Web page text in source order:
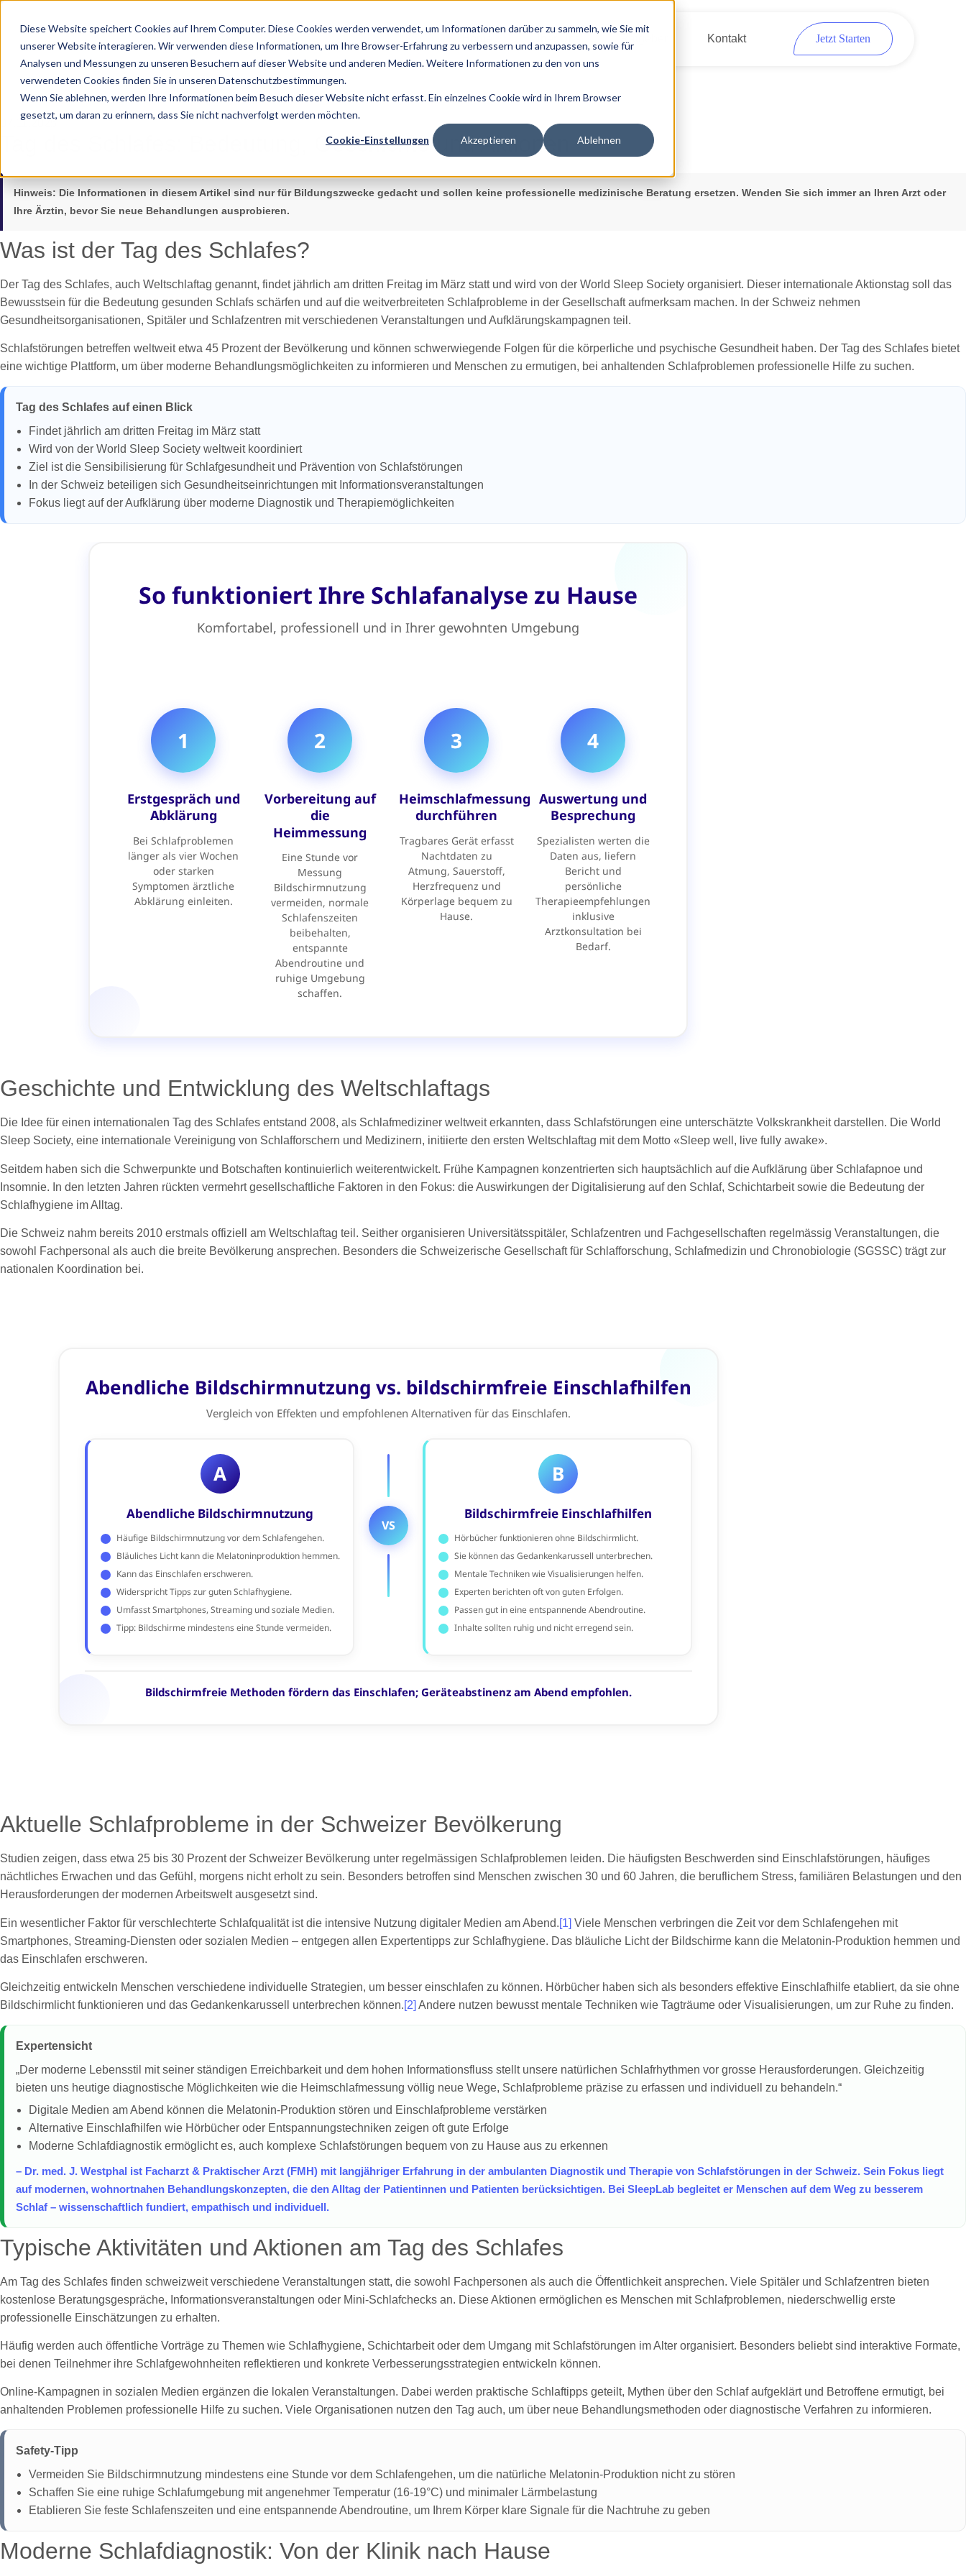
Diese Website speichert Cookies auf Ihrem Computer. Diese Cookies werden verwendet, um Informationen darüber zu sammeln, wie Sie mit
unserer Website interagieren. Wir verwenden diese Informationen, um Ihre Browser-Erfahrung zu verbessern und anzupassen, sowie für
Analysen und Messungen zu unseren Besuchern auf dieser Website und anderen Medien. Weitere Informationen zu den von uns
verwendeten Cookies finden Sie in unseren Datenschutzbestimmungen.
Wenn Sie ablehnen, werden Ihre Informationen beim Besuch dieser Website nicht erfasst. Ein einzelnes Cookie wird in Ihrem Browser
gesetzt, um daran zu erinnern, dass Sie nicht nachverfolgt werden möchten.
Cookie-Einstellungen Akzeptieren Ablehnen
Kontakt Jetzt Starten
07.11.2025
Tag des Schlafes: Bedeutung, Geschichte und Aktionen
Hinweis: Die Informationen in diesem Artikel sind nur für Bildungszwecke gedacht und sollen keine professionelle medizinische Beratung ersetzen. Wenden Sie sich immer an Ihren Arzt oder
Ihre Ärztin, bevor Sie neue Behandlungen ausprobieren.
Was ist der Tag des Schlafes?
Der Tag des Schlafes, auch Weltschlaftag genannt, findet jährlich am dritten Freitag im März statt und wird von der World Sleep Society organisiert. Dieser internationale Aktionstag soll das
Bewusstsein für die Bedeutung gesunden Schlafs schärfen und auf die weitverbreiteten Schlafprobleme in der Gesellschaft aufmerksam machen. In der Schweiz nehmen
Gesundheitsorganisationen, Spitäler und Schlafzentren mit verschiedenen Veranstaltungen und Aufklärungskampagnen teil.
Schlafstörungen betreffen weltweit etwa 45 Prozent der Bevölkerung und können schwerwiegende Folgen für die körperliche und psychische Gesundheit haben. Der Tag des Schlafes bietet
eine wichtige Plattform, um über moderne Behandlungsmöglichkeiten zu informieren und Menschen zu ermutigen, bei anhaltenden Schlafproblemen professionelle Hilfe zu suchen.
Tag des Schlafes auf einen Blick
Findet jährlich am dritten Freitag im März statt
Wird von der World Sleep Society weltweit koordiniert
Ziel ist die Sensibilisierung für Schlafgesundheit und Prävention von Schlafstörungen
In der Schweiz beteiligen sich Gesundheitseinrichtungen mit Informationsveranstaltungen
Fokus liegt auf der Aufklärung über moderne Diagnostik und Therapiemöglichkeiten
Geschichte und Entwicklung des Weltschlaftags
Die Idee für einen internationalen Tag des Schlafes entstand 2008, als Schlafmediziner weltweit erkannten, dass Schlafstörungen eine unterschätzte Volkskrankheit darstellen. Die World
Sleep Society, eine internationale Vereinigung von Schlafforschern und Medizinern, initiierte den ersten Weltschlaftag mit dem Motto «Sleep well, live fully awake».
Seitdem haben sich die Schwerpunkte und Botschaften kontinuierlich weiterentwickelt. Frühe Kampagnen konzentrierten sich hauptsächlich auf die Aufklärung über Schlafapnoe und
Insomnie. In den letzten Jahren rückten vermehrt gesellschaftliche Faktoren in den Fokus: die Auswirkungen der Digitalisierung auf den Schlaf, Schichtarbeit sowie die Bedeutung der
Schlafhygiene im Alltag.
Die Schweiz nahm bereits 2010 erstmals offiziell am Weltschlaftag teil. Seither organisieren Universitätsspitäler, Schlafzentren und Fachgesellschaften regelmässig Veranstaltungen, die
sowohl Fachpersonal als auch die breite Bevölkerung ansprechen. Besonders die Schweizerische Gesellschaft für Schlafforschung, Schlafmedizin und Chronobiologie (SGSSC) trägt zur
nationalen Koordination bei.
Aktuelle Schlafprobleme in der Schweizer Bevölkerung
Studien zeigen, dass etwa 25 bis 30 Prozent der Schweizer Bevölkerung unter regelmässigen Schlafproblemen leiden. Die häufigsten Beschwerden sind Einschlafstörungen, häufiges
nächtliches Erwachen und das Gefühl, morgens nicht erholt zu sein. Besonders betroffen sind Menschen zwischen 30 und 60 Jahren, die beruflichem Stress, familiären Belastungen und den
Herausforderungen der modernen Arbeitswelt ausgesetzt sind.
Ein wesentlicher Faktor für verschlechterte Schlafqualität ist die intensive Nutzung digitaler Medien am Abend.[1] Viele Menschen verbringen die Zeit vor dem Schlafengehen mit
Smartphones, Streaming-Diensten oder sozialen Medien – entgegen allen Expertentipps zur Schlafhygiene. Das bläuliche Licht der Bildschirme kann die Melatonin-Produktion hemmen und
das Einschlafen erschweren.
Gleichzeitig entwickeln Menschen verschiedene individuelle Strategien, um besser einschlafen zu können. Hörbücher haben sich als besonders effektive Einschlafhilfe etabliert, da sie ohne
Bildschirmlicht funktionieren und das Gedankenkarussell unterbrechen können.[2] Andere nutzen bewusst mentale Techniken wie Tagträume oder Visualisierungen, um zur Ruhe zu finden.
Expertensicht
„Der moderne Lebensstil mit seiner ständigen Erreichbarkeit und dem hohen Informationsfluss stellt unsere natürlichen Schlafrhythmen vor grosse Herausforderungen. Gleichzeitig
bieten uns heutige diagnostische Möglichkeiten wie die Heimschlafmessung völlig neue Wege, Schlafprobleme präzise zu erfassen und individuell zu behandeln.“
Digitale Medien am Abend können die Melatonin-Produktion stören und Einschlafprobleme verstärken
Alternative Einschlafhilfen wie Hörbücher oder Entspannungstechniken zeigen oft gute Erfolge
Moderne Schlafdiagnostik ermöglicht es, auch komplexe Schlafstörungen bequem von zu Hause aus zu erkennen
– Dr. med. J. Westphal ist Facharzt & Praktischer Arzt (FMH) mit langjähriger Erfahrung in der ambulanten Diagnostik und Therapie von Schlafstörungen in der Schweiz. Sein Fokus liegt
auf modernen, wohnortnahen Behandlungskonzepten, die den Alltag der Patientinnen und Patienten berücksichtigen. Bei SleepLab begleitet er Menschen auf dem Weg zu besserem
Schlaf – wissenschaftlich fundiert, empathisch und individuell.
Typische Aktivitäten und Aktionen am Tag des Schlafes
Am Tag des Schlafes finden schweizweit verschiedene Veranstaltungen statt, die sowohl Fachpersonen als auch die Öffentlichkeit ansprechen. Viele Spitäler und Schlafzentren bieten
kostenlose Beratungsgespräche, Informationsveranstaltungen oder Mini-Schlafchecks an. Diese Aktionen ermöglichen es Menschen mit Schlafproblemen, niederschwellig erste
professionelle Einschätzungen zu erhalten.
Häufig werden auch öffentliche Vorträge zu Themen wie Schlafhygiene, Schichtarbeit oder dem Umgang mit Schlafstörungen im Alter organisiert. Besonders beliebt sind interaktive Formate,
bei denen Teilnehmer ihre Schlafgewohnheiten reflektieren und konkrete Verbesserungsstrategien entwickeln können.
Online-Kampagnen in sozialen Medien ergänzen die lokalen Veranstaltungen. Dabei werden praktische Schlaftipps geteilt, Mythen über den Schlaf aufgeklärt und Betroffene ermutigt, bei
anhaltenden Problemen professionelle Hilfe zu suchen. Viele Organisationen nutzen den Tag auch, um über neue Behandlungsmethoden oder diagnostische Verfahren zu informieren.
Safety-Tipp
Vermeiden Sie Bildschirmnutzung mindestens eine Stunde vor dem Schlafengehen, um die natürliche Melatonin-Produktion nicht zu stören
Schaffen Sie eine ruhige Schlafumgebung mit angenehmer Temperatur (16-19°C) und minimaler Lärmbelastung
Etablieren Sie feste Schlafenszeiten und eine entspannende Abendroutine, um Ihrem Körper klare Signale für die Nachtruhe zu geben
Moderne Schlafdiagnostik: Von der Klinik nach Hause